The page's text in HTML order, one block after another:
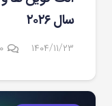
سال ۲۰۲۶
۱۴۰۴/۱۱/۲۳ ۰